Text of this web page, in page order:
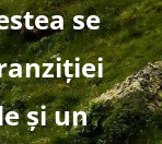
se
și un